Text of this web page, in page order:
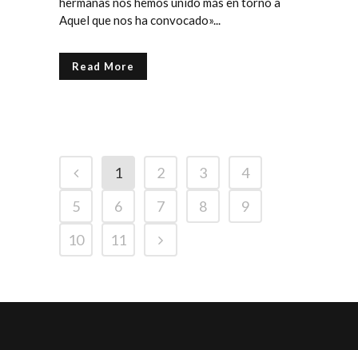
Aquel que nos ha convocado»...
Read More
1 2 3
4
5
6 7 8
9
10
11